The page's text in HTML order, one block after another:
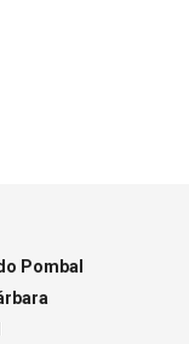
Pombal